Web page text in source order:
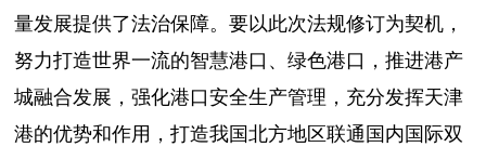
量发展提供了法治保障。要以此次法规修订为契机，
努力打造世界一流的智慧港口、绿色港口，推进港产
城融合发展，强化港口安全生产管理，充分发挥天津
港的优势和作用，打造我国北方地区联通国内国际双